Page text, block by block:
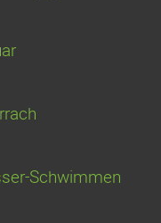
Schwimmen